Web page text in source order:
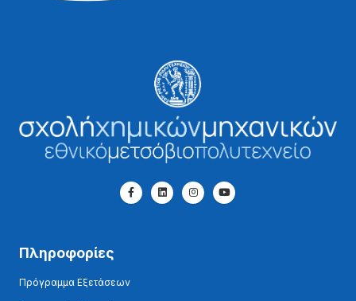
Πληροφορίες
Πρόγραμμα Εξετάσεων